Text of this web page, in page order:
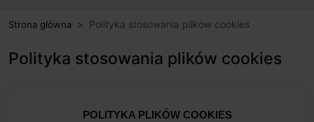
Strona główna Polityka stosowania plików cookies
Polityka stosowania plików cookies
POLITYKA PLIKÓW COOKIES